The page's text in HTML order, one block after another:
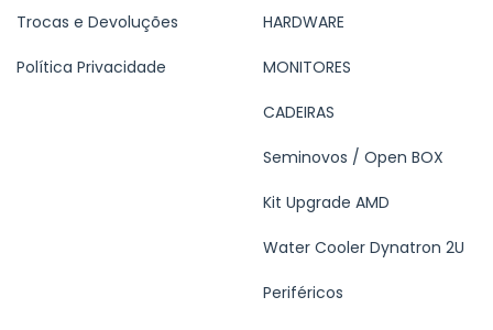
Trocas e Devoluções
Política Privacidade
HARDWARE
MONITORES
CADEIRAS
Seminovos / Open BOX
Kit Upgrade AMD
Water Cooler Dynatron 2U
Periféricos